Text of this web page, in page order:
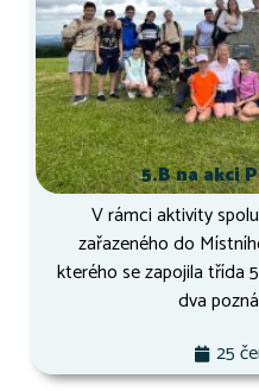
5.B na akci
V rámci aktivity
zařazeného do
kterého se zapojila třída
dva
25